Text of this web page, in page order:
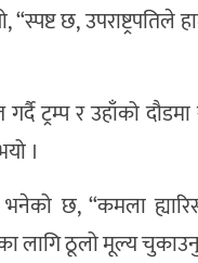
छ,
ट्रम्प र उहाँको
।
भनेको छ, “कमला
लागि ठूलो मूल्य